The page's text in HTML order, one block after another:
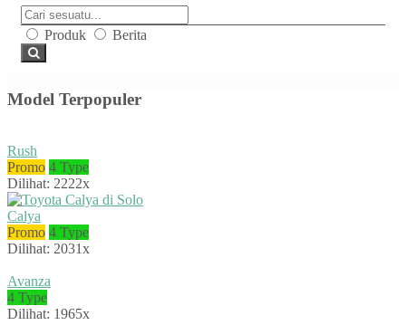
Produk Berita
Model Terpopuler
Rush
Promo 4 Type
Dilihat: 2222x
Calya
Promo 4 Type
Dilihat: 2031x
Avanza
4 Type
Dilihat: 1965x